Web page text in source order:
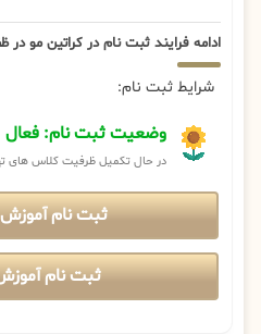
ادامه فرایند ثبت نام در کراتین مو در
شرایط ثبت نام:
وضعیت ثبت نام: فعال
در حال تکمیل ظرفیت کلاس های
ثبت نام
ثبت نام